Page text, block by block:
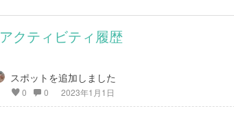
アクティビティ履歴
スポットを追加しました
0 0 2023年1月1日